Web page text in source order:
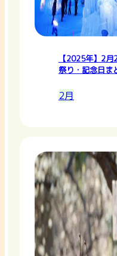
【2025年】2
祭り・記念日ま
2月